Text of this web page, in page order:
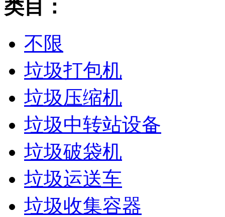
类目：
不限
垃圾打包机
垃圾压缩机
垃圾中转站设备
垃圾破袋机
垃圾运送车
垃圾收集容器